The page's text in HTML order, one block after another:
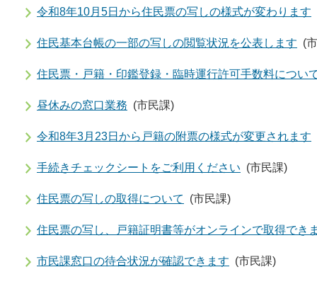
令和8年10月5日から住民票の写しの様式が変わります
住民基本台帳の一部の写しの閲覧状況を公表します (
住民票・戸籍・印鑑登録・臨時運行許可手数料につい
昼休みの窓口業務 (市民課)
令和8年3月23日から戸籍の附票の様式が変更されます
手続きチェックシートをご利用ください (市民課)
住民票の写しの取得について (市民課)
住民票の写し、戸籍証明書等がオンラインで取得でき
市民課窓口の待合状況が確認できます (市民課)